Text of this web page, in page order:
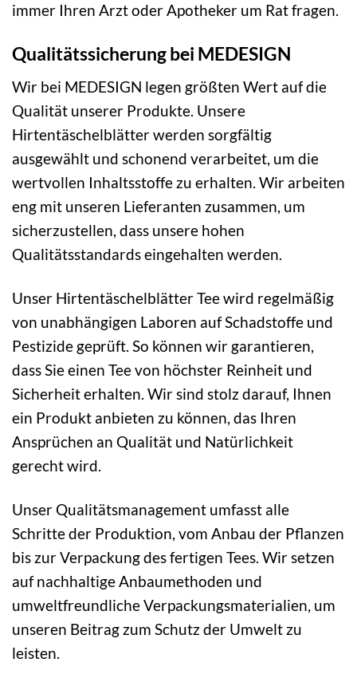
immer Ihren Arzt oder Apotheker um Rat fragen.
Qualitätssicherung bei MEDESIGN
Wir bei MEDESIGN legen größten Wert auf die
Qualität unserer Produkte. Unsere
Hirtentäschelblätter werden sorgfältig
ausgewählt und schonend verarbeitet, um die
wertvollen Inhaltsstoffe zu erhalten. Wir arbeiten
eng mit unseren Lieferanten zusammen, um
sicherzustellen, dass unsere hohen
Qualitätsstandards eingehalten werden.
Unser Hirtentäschelblätter Tee wird regelmäßig
von unabhängigen Laboren auf Schadstoffe und
Pestizide geprüft. So können wir garantieren,
dass Sie einen Tee von höchster Reinheit und
Sicherheit erhalten. Wir sind stolz darauf, Ihnen
ein Produkt anbieten zu können, das Ihren
Ansprüchen an Qualität und Natürlichkeit
gerecht wird.
Unser Qualitätsmanagement umfasst alle
Schritte der Produktion, vom Anbau der Pflanzen
bis zur Verpackung des fertigen Tees. Wir setzen
auf nachhaltige Anbaumethoden und
umweltfreundliche Verpackungsmaterialien, um
unseren Beitrag zum Schutz der Umwelt zu
leisten.